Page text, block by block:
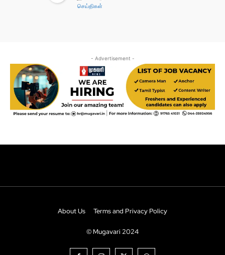
About Us Terms and Privacy Policy
© Mugavari 2024